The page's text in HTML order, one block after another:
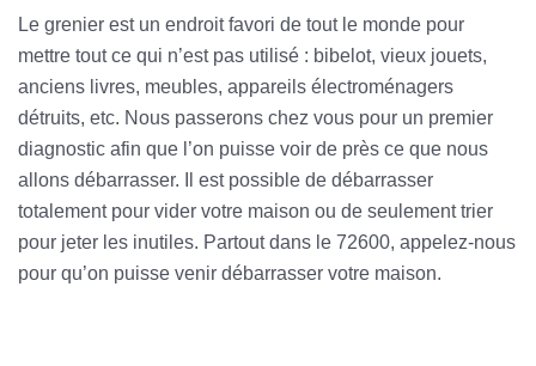
Le grenier est un endroit favori de tout le monde pour
mettre tout ce qui n’est pas utilisé : bibelot, vieux jouets,
anciens livres, meubles, appareils électroménagers
détruits, etc. Nous passerons chez vous pour un premier
diagnostic afin que l’on puisse voir de près ce que nous
allons débarrasser. Il est possible de débarrasser
totalement pour vider votre maison ou de seulement trier
pour jeter les inutiles. Partout dans le 72600, appelez-nous
pour qu’on puisse venir débarrasser votre maison.